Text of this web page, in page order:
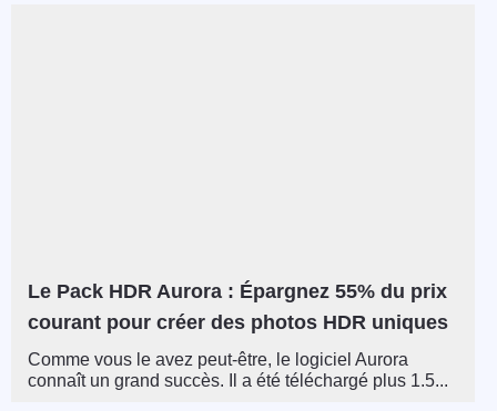
Le Pack HDR Aurora : Épargnez 55% du prix
courant pour créer des photos HDR uniques
Comme vous le avez peut-être, le logiciel Aurora
connaît un grand succès. Il a été téléchargé plus 1.5...